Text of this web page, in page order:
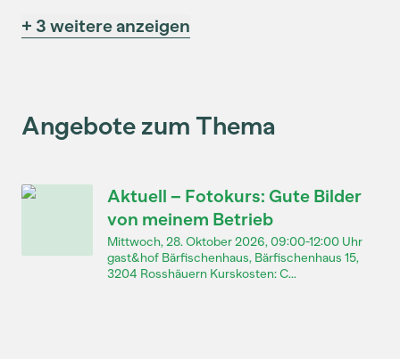
+ 3 weitere anzeigen
Angebote zum Thema
Aktuell – Fotokurs: Gute Bilder
von meinem Betrieb
Mittwoch, 28. Oktober 2026, 09:00-12:00 Uhr
gast&hof Bärfischenhaus, Bärfischenhaus 15,
3204 Rosshäuern Kurskosten: C...